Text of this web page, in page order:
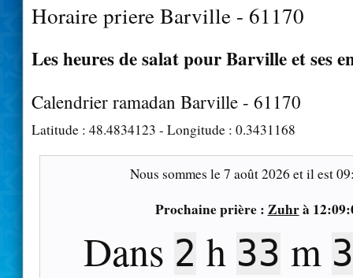
Horaire priere Barville - 61170
Les heures de salat pour Barville et ses
Calendrier ramadan Barville - 61170
Latitude : 48.4834123 - Longitude : 0.3431168
Nous sommes le7 août 2026 et il est
Prochaine prière : Zuhrà
Dans 2 h 33 m